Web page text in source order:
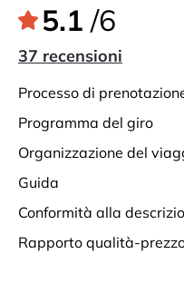
5.1 /6
37 recensioni
processo di
programma del giro
organizzazione del
guida
conformità alla
rapporto qualità-